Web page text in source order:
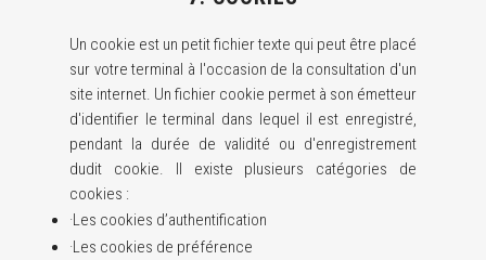
Un cookie est un petit fichier texte qui peut être placé
sur votre terminal à l'occasion de la consultation d'un
site internet. Un fichier cookie permet à son émetteur
d'identifier le terminal dans lequel il est enregistré,
pendant la durée de validité ou d'enregistrement
dudit cookie. Il existe plusieurs catégories de
cookies :
·Les cookies d’authentification
·Les cookies de préférence